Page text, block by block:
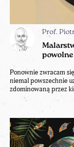
Prof.
Ponownie zwracam
niemal powszechnie
zdominowaną przez